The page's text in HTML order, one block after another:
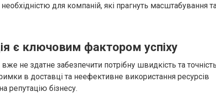
для компаній, які прагнуть масштабування
є ключовим фактором успіху
не здатне забезпечити потрібну швидкість та
в доставці та неефективне використання ресурсів
репутацію бізнесу.